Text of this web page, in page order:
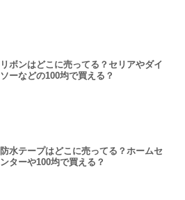
リボンはどこに売ってる？セリアやダイ
ソーなどの100均で買える？
防水テープはどこに売ってる？ホームセ
ンターや100均で買える？